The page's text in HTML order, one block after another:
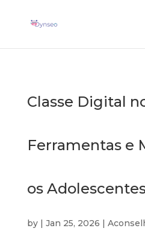
Classe Digital
Ferramentas e
os
by | Jan 25, 2026 |